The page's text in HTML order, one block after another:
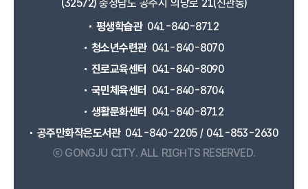
(32572) 충청남도 공주시 의당로 21(신관동)
평생학습관 041-840-8712
청소년수련관 041-840-8070
진로교육센터
041-840-8090
국민체육센터
041-840-8704
생활문화센터
041-840-8712
공주만화작은도서관 041-840-2205 / 041-853-2630
ⓒ GONGJU CITY. ALL RIGHTS RESERVED.